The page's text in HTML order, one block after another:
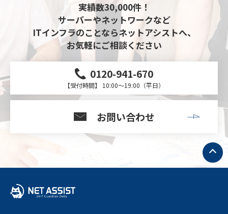
実績数30,000件！
サーバーやネットワークなど
ITインフラのことならネットアシストへ、
お気軽にご相談ください
0120-941-670
【受付時間】 10:00～19:00（平日）
お問い合わせ
ト
ッ
プ
へ